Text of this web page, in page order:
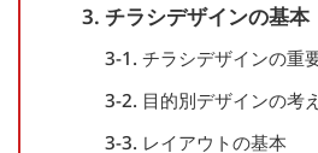
3. チラシデザインの基本
3-1. チラシデザインの重
3-2. 目的別デザインの考
3-3. レイアウトの基本